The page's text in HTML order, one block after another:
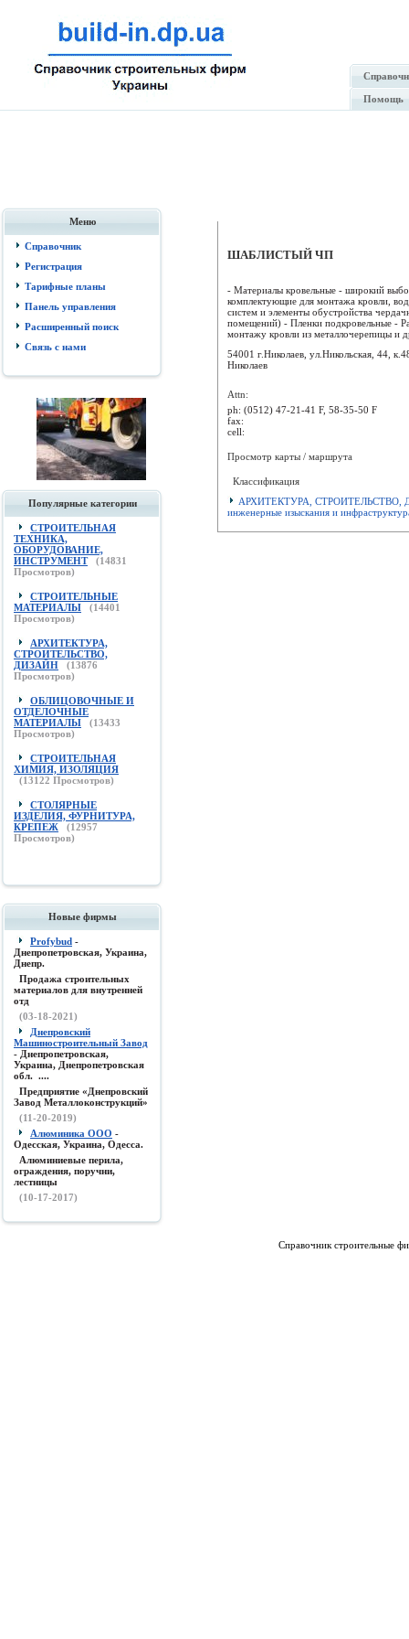
Помощь
Меню
Справочник
Регистрация
Тарифные планы
Панель управления
Расширенный поиск
Связь с нами
Популярные категории
СТРОИТЕЛЬНАЯ
ТЕХНИКА,
ОБОРУДОВАНИЕ,
ИНСТРУМЕНТ
(14831
Просмотров)
СТРОИТЕЛЬНЫЕ
МАТЕРИАЛЫ
(14401
Просмотров)
АРХИТЕКТУРА,
СТРОИТЕЛЬСТВО,
ДИЗАЙН
(13876
Просмотров)
ОБЛИЦОВОЧНЫЕ И
ОТДЕЛОЧНЫЕ
МАТЕРИАЛЫ
(13433
Просмотров)
СТРОИТЕЛЬНАЯ
ХИМИЯ, ИЗОЛЯЦИЯ
(13122 Просмотров)
СТОЛЯРНЫЕ
ИЗДЕЛИЯ, ФУРНИТУРА,
КРЕПЕЖ
(12957
Просмотров)
Новые фирмы
Profybud -
Днепропетровская, Украина,
Днепр.
Продажа строительных
материалов для внутренней
отд
(03-18-2021)
Днепровский
Машиностроительный Завод
- Днепропетровская,
Украина, Днепропетровская
обл. ....
Предприятие «Днепровский
Завод Металлоконструкций»
(11-20-2019)
Алюминика ООО -
Одесская, Украина, Одесса.
Алюминиевые перила,
ограждения, поручни,
лестницы
(10-17-2017)
ШАБЛИСТЫЙ ЧП
- Материалы кровельные - широкий
комплектующие для монтажа кровли,
систем и элементы обустройства
помещений) - Пленки подкровельные -
монтажу кровли из металлочерепицы и
54001 г.Николаев, ул.Никольская, 44,
Николаев
Attn:
ph: (0512) 47-21-41 F, 58-35-50 F
fax:
cell:
Просмотр карты / маршрута
Классификация
АРХИТЕКТУРА, СТРОИТЕЛЬСТВО,
инженерные изыскания и
Справочник строительные